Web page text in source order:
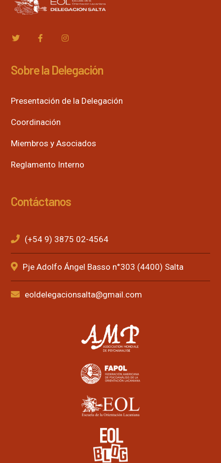
Sobre la Delegación
Presentación de la Delegación
Coordinación
Miembros y Asociados
Reglamento Interno
Contáctanos
(+54 9) 3875 02-4564
Pje Adolfo Ángel Basso n°303 (4400) Salta
eoldelegacionsalta@gmail.com